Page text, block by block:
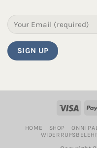
HOME SHOP ONNI